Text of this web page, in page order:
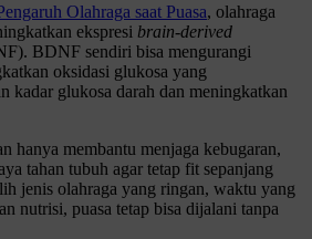
Olahraga saat Puasa, olahraga
ekspresi brain-derived
BDNF sendiri bisa mengurangi
oksidasi glukosa yang
kadar glukosa darah dan meningkatkan
hanya membantu menjaga kebugaran,
tahan tubuh agar tetap fit sepanjang
jenis olahraga yang ringan, waktu yang
nutrisi, puasa tetap bisa dijalani tanpa